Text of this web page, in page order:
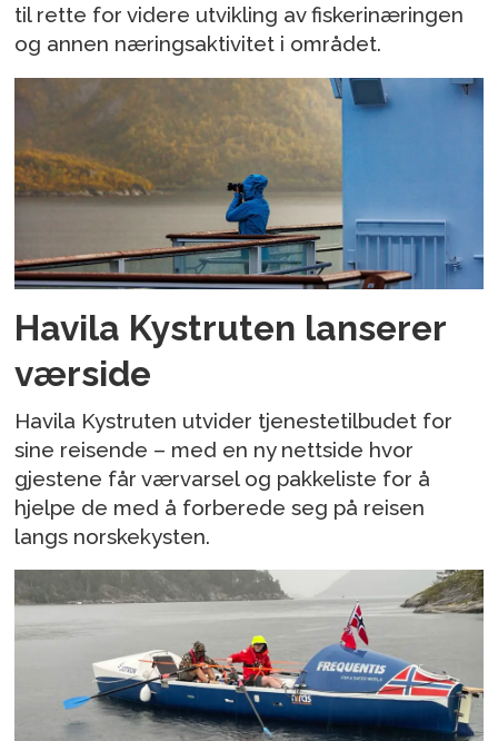
til rette for videre utvikling av fiskerinæringen
og annen næringsaktivitet i området.
Havila Kystruten lanserer
værside
Havila Kystruten utvider tjenestetilbudet for
sine reisende – med en ny nettside hvor
gjestene får værvarsel og pakkeliste for å
hjelpe de med å forberede seg på reisen
langs norskekysten.